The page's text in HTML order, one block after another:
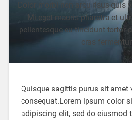
Dolor morbi non arcu risus quis
Mi eget mauris pharetra et
pellentesque eu tincidunt tortor
cras
Quisque sagittis purus sit amet
consequat.Lorem ipsum dolor
adipiscing elit, sed do eiusmod